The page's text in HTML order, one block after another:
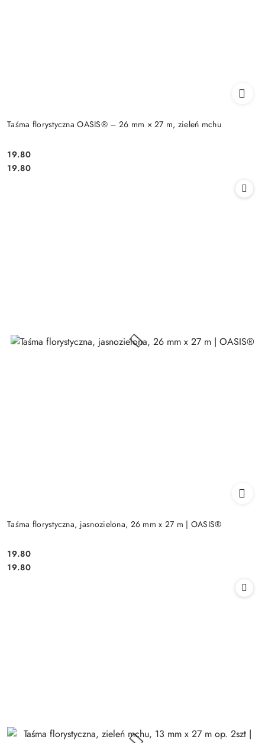
Taśma florystyczna OASIS® – 26 mm × 27 m, zieleń mchu
Cena:
19.80
Cena:
19.80
Taśma florystyczna, jasnozielona, 26 mm x 27 m | OASIS®
Cena:
19.80
Cena:
19.80